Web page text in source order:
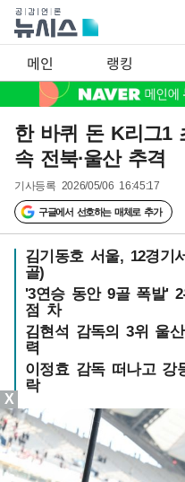
메인 랭킹
한 바퀴 돈 K리그1
속 전북·울산 추격
기사등록 2026/05/06 16:45:17
구글에서 선호하는 매체로 추가
김기동호 서울, 12경기
골)
'3연승 동안 9골 폭발'
점 차
김현석 감독의 3위 울
력
이정효 감독 떠나고 강
락
X